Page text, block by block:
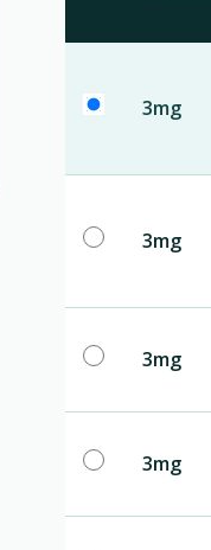
3mg
3mg
3mg
3mg